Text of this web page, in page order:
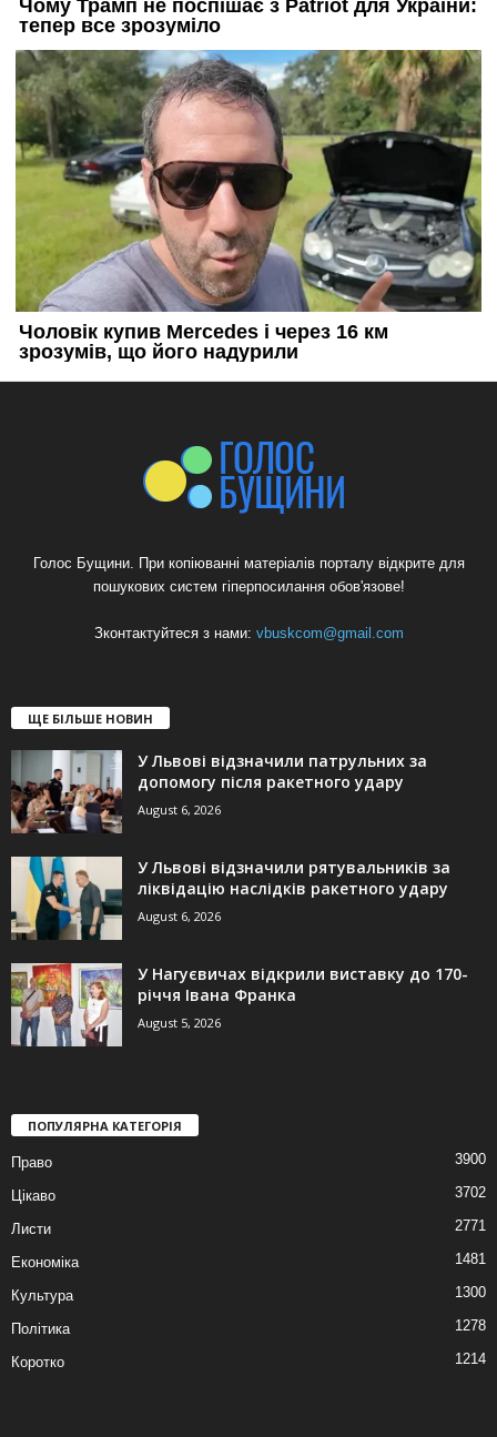
Голос Бущини. При копіюванні матеріалів порталу відкрите для
пошукових систем гіперпосилання обов'язове!
Зконтактуйтеся з нами: vbuskcom@gmail.com
ЩЕ БІЛЬШЕ НОВИН
У Львові відзначили патрульних за
допомогу після ракетного удару
August 6, 2026
У Львові відзначили рятувальників за
ліквідацію наслідків ракетного удару
August 6, 2026
У Нагуєвичах відкрили виставку до 170-
річчя Івана Франка
August 5, 2026
ПОПУЛЯРНА КАТЕГОРІЯ
Право 3900
Цікаво 3702
Листи 2771
Економіка 1481
Культура 1300
Політика 1278
Коротко 1214